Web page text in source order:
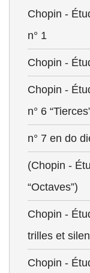
Chopin -
n° 1
Chopin -
Chopin -
n° 6
n° 7 en do
(Chopin -
“Octaves”)
Chopin -
trilles et
Chopin -